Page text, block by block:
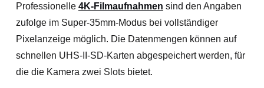
Professionelle 4K-Filmaufnahmen sind den Angaben
zufolge im Super-35mm-Modus bei vollständiger
Pixelanzeige möglich. Die Datenmengen können auf
schnellen UHS-II-SD-Karten abgespeichert werden, für
die die Kamera zwei Slots bietet.